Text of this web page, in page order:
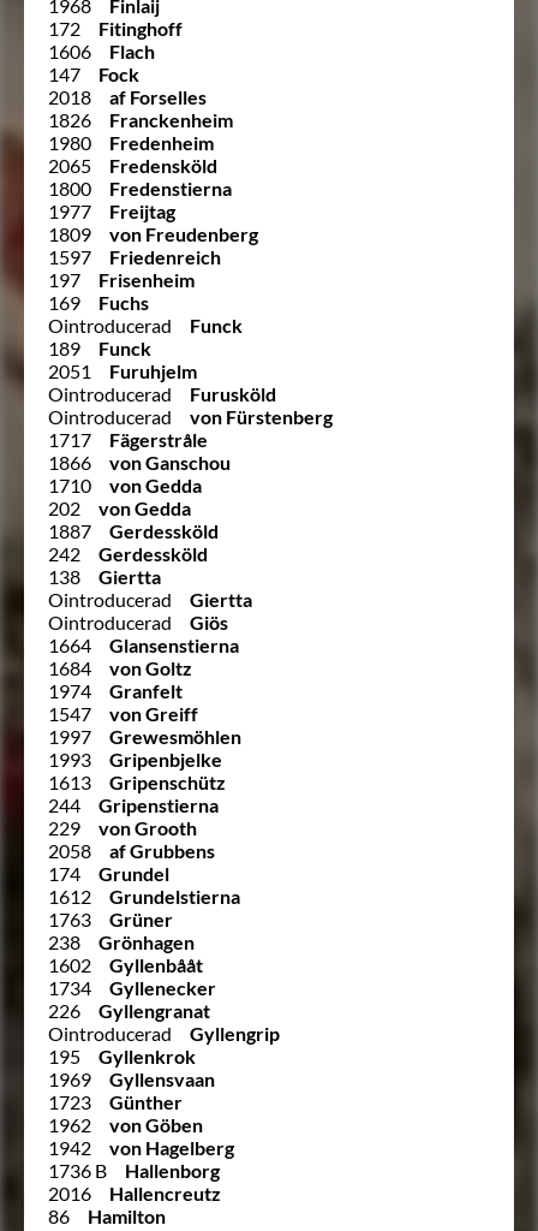
1968
Finlaij
172
Fitinghoff
1606
Flach
147
Fock
2018
af Forselles
1826
Franckenheim
1980
Fredenheim
2065
Fredensköld
1800
Fredenstierna
1977
Freijtag
1809
von Freudenberg
1597
Friedenreich
197
Frisenheim
169
Fuchs
Ointroducerad
Funck
189
Funck
2051
Furuhjelm
Ointroducerad
Furusköld
Ointroducerad
von Fürstenberg
1717
Fägerstråle
1866
von Ganschou
1710
von Gedda
202
von Gedda
1887
Gerdessköld
242
Gerdessköld
138
Giertta
Ointroducerad
Giertta
Ointroducerad
Giös
1664
Glansenstierna
1684
von Goltz
1974
Granfelt
1547
von Greiff
1997
Grewesmöhlen
1993
Gripenbjelke
1613
Gripenschütz
244
Gripenstierna
229
von Grooth
2058
af Grubbens
174
Grundel
1612
Grundelstierna
1763
Grüner
238
Grönhagen
1602
Gyllenbååt
1734
Gyllenecker
226
Gyllengranat
Ointroducerad
Gyllengrip
195
Gyllenkrok
1969
Gyllensvaan
1723
Günther
1962
von Göben
1942
von Hagelberg
1736 B
Hallenborg
2016
Hallencreutz
86
Hamilton